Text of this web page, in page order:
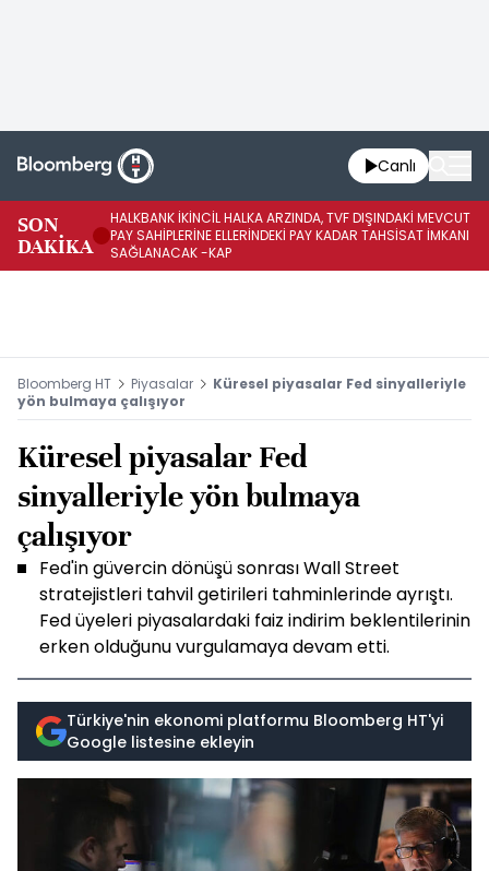
Canlı
SON
DAKİKA
HALKBANK İKİNCİL HALKA ARZINDA, TVF DIŞINDAKİ MEVCUT
PAY SAHİPLERİNE ELLERİNDEKİ PAY KADAR TAHSİSAT İMKANI
SAĞLANACAK -KAP
Bloomberg HT Piyasalar
Küresel piyasalar Fed sinyalleriyle
yön bulmaya çalışıyor
Küresel piyasalar Fed
sinyalleriyle yön bulmaya
çalışıyor
Fed'in güvercin dönüşü sonrası Wall Street
stratejistleri tahvil getirileri tahminlerinde ayrıştı.
Fed üyeleri piyasalardaki faiz indirim beklentilerinin
erken olduğunu vurgulamaya devam etti.
Türkiye'nin ekonomi platformu Bloomberg HT'yi
Google listesine ekleyin